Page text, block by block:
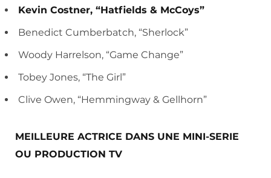
Kevin Costner, “Hatfields & McCoys”
Benedict Cumberbatch, “Sherlock”
Woody Harrelson, “Game Change”
Tobey Jones, “The Girl”
Clive Owen, “Hemmingway & Gellhorn”
MEILLEURE ACTRICE DANS UNE MINI-SERIE
OU PRODUCTION TV